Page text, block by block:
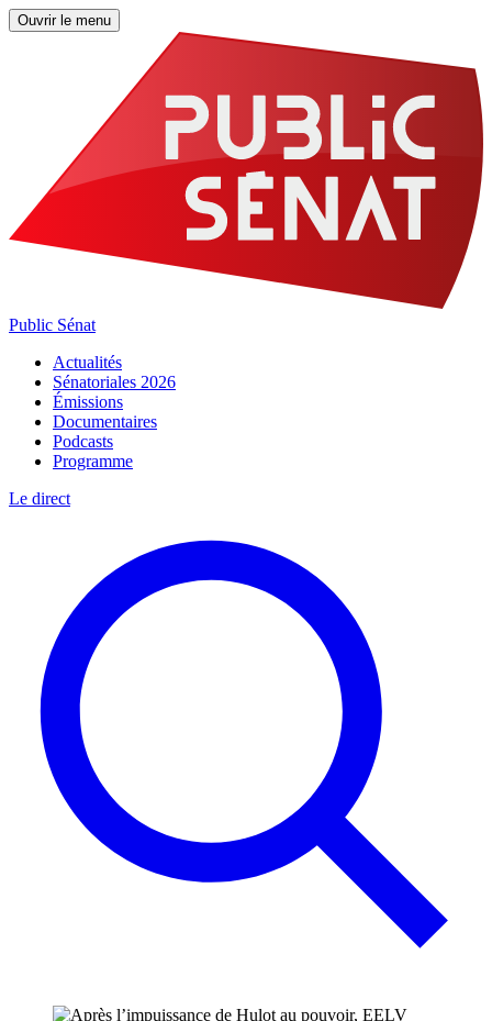
Ouvrir le menu
Public Sénat
Actualités
Sénatoriales 2026
Émissions
Documentaires
Podcasts
Programme
Le direct